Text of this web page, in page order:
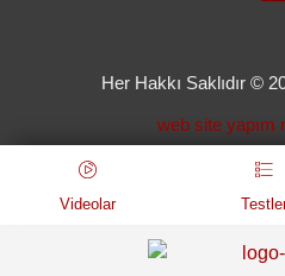
Her Hakkı Saklıdır ©
web site yapım
Videolar